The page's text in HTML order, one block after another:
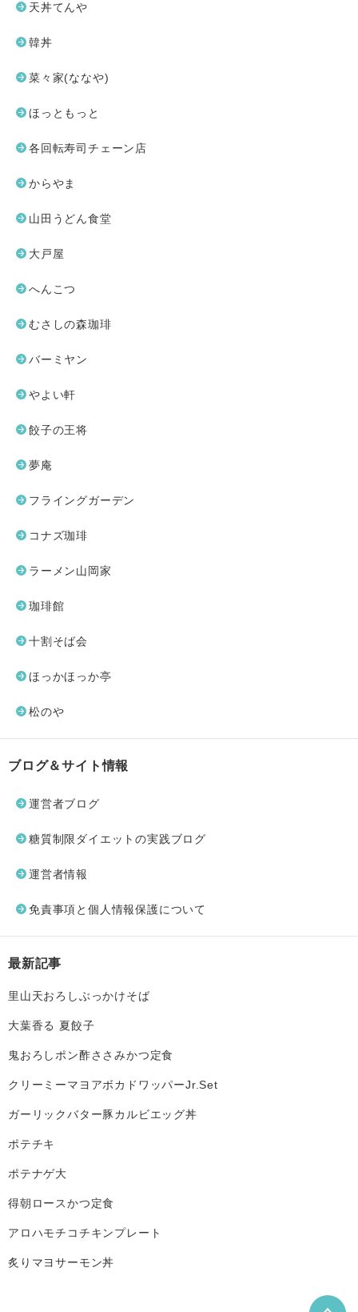
天丼てんや
韓丼
菜々家(ななや)
ほっともっと
各回転寿司チェーン店
からやま
山田うどん食堂
大戸屋
へんこつ
むさしの森珈琲
バーミヤン
やよい軒
餃子の王将
夢庵
フライングガーデン
コナズ珈琲
ラーメン山岡家
珈琲館
十割そば会
ほっかほっか亭
松のや
ブログ＆サイト情報
運営者ブログ
糖質制限ダイエットの実践ブログ
運営者情報
免責事項と個人情報保護について
最新記事
里山天おろしぶっかけそば
大葉香る 夏餃子
鬼おろしポン酢ささみかつ定食
クリーミーマヨアボカドワッパーJr.Set
ガーリックバター豚カルビエッグ丼
ポテチキ
ポテナゲ大
得朝ロースかつ定食
アロハモチコチキンプレート
炙りマヨサーモン丼